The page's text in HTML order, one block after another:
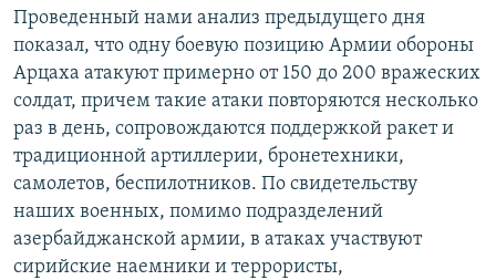
Проведенный нами анализ предыдущего дня
показал, что одну боевую позицию Армии обороны
Арцаха атакуют примерно от 150 до 200 вражеских
солдат, причем такие атаки повторяются несколько
раз в день, сопровождаются поддержкой ракет и
традиционной артиллерии, бронетехники,
самолетов, беспилотников. По свидетельству
наших военных, помимо подразделений
азербайджанской армии, в атаках участвуют
сирийские наемники и террористы,